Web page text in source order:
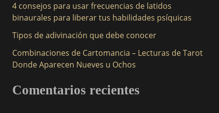
o
4 consejos para usar frecuencias de latidos
binaurales para liberar tus habilidades psíquicas
Tipos de adivinación que debe conocer
Combinaciones de Cartomancia – Lecturas de Tarot
Donde Aparecen Nueves u Ochos
Comentarios recientes